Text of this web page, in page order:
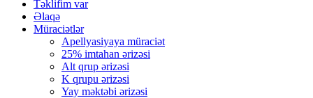
Təklifim var
Əlaqə
Müraciətlər
Apellyasiyaya müraciət
25% imtahan ərizəsi
Alt qrup ərizəsi
K qrupu ərizəsi
Yay məktəbi ərizəsi